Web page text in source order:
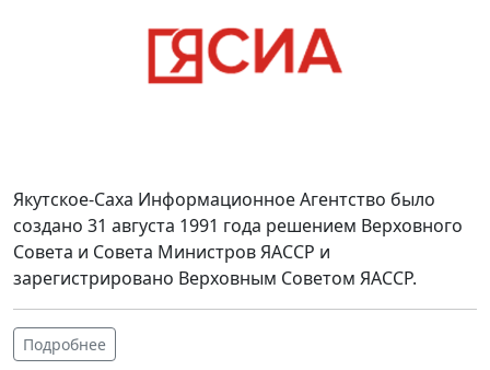
Якутское-Саха Информационное Агентство было
создано 31 августа 1991 года решением Верховного
Совета и Совета Министров ЯАССР и
зарегистрировано Верховным Советом ЯАССР.
Подробнее